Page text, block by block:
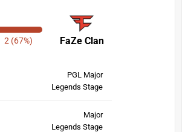
FaZe Clan
2 (67%)
PGL Major
Legends Stage
Major
Legends Stage